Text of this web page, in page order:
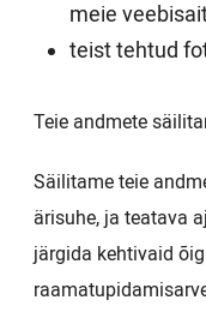
meie
teist tehtud
Teie andmete
Säilitame teie
ärisuhe, ja teatava
järgida kehtivaid